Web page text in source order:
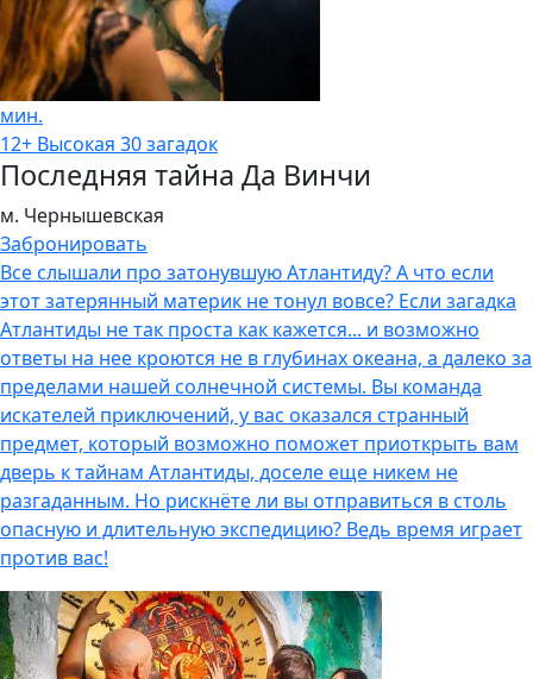
мин.
12+ Высокая 30 загадок
Последняя тайна Да Винчи
м. Чернышевская
Забронировать
Все слышали про затонувшую Атлантиду? А что если
этот затерянный материк не тонул вовсе? Если загадка
Атлантиды не так проста как кажется... и возможно
ответы на нее кроются не в глубинах океана, а далеко за
пределами нашей солнечной системы. Вы команда
искателей приключений, у вас оказался странный
предмет, который возможно поможет приоткрыть вам
дверь к тайнам Атлантиды, доселе еще никем не
разгаданным. Но рискнёте ли вы отправиться в столь
опасную и длительную экспедицию? Ведь время играет
против вас!